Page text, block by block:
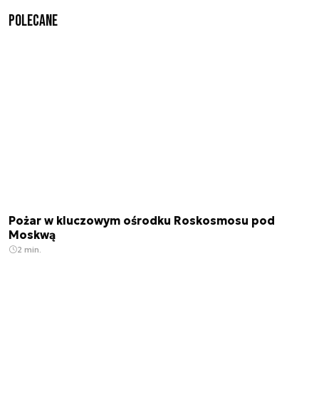
Polecane
Pożar w kluczowym ośrodku Roskosmosu pod
Moskwą
2 min.